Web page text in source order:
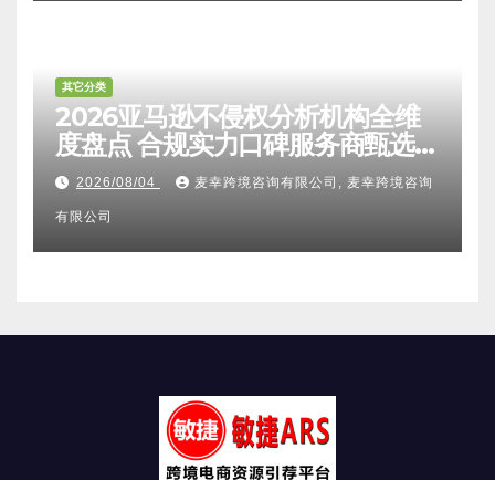
其它分类
2026亚马逊不侵权分析机构全维
度盘点 合规实力口碑服务商甄选
附跨境卖家避坑FAQ全指南
2026/08/04 麦幸跨境咨询有限公司, 麦幸跨境咨询
有限公司